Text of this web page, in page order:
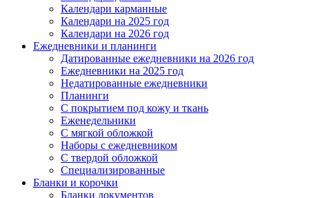
Календари карманные
Календари на 2025 год
Календари на 2026 год
Ежедневники и планинги
Датированные ежедневники на 2026 год
Ежедневники на 2025 год
Недатированные ежедневники
Планинги
С покрытием под кожу и ткань
Еженедельники
С мягкой обложкой
Наборы с ежедневником
С твердой обложкой
Специализированные
Бланки и корочки
Бланки документов